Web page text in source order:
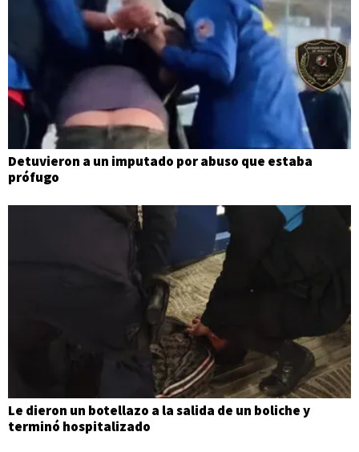
Detuvieron a un imputado por abuso que estaba
prófugo
Le dieron un botellazo a la salida de un boliche y
terminó hospitalizado